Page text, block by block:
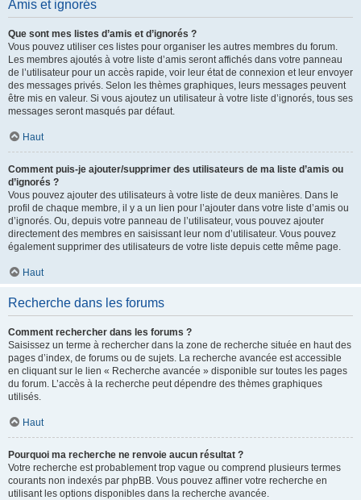
Amis et ignorés
Que sont mes listes d’amis et d’ignorés ?
Vous pouvez utiliser ces listes pour organiser les autres membres du forum.
Les membres ajoutés à votre liste d’amis seront affichés dans votre panneau
de l’utilisateur pour un accès rapide, voir leur état de connexion et leur envoyer
des messages privés. Selon les thèmes graphiques, leurs messages peuvent
être mis en valeur. Si vous ajoutez un utilisateur à votre liste d’ignorés, tous ses
messages seront masqués par défaut.
Haut
Comment puis-je ajouter/supprimer des utilisateurs de ma liste d’amis ou
d’ignorés ?
Vous pouvez ajouter des utilisateurs à votre liste de deux manières. Dans le
profil de chaque membre, il y a un lien pour l’ajouter dans votre liste d’amis ou
d’ignorés. Ou, depuis votre panneau de l’utilisateur, vous pouvez ajouter
directement des membres en saisissant leur nom d’utilisateur. Vous pouvez
également supprimer des utilisateurs de votre liste depuis cette même page.
Haut
Recherche dans les forums
Comment rechercher dans les forums ?
Saisissez un terme à rechercher dans la zone de recherche située en haut des
pages d’index, de forums ou de sujets. La recherche avancée est accessible
en cliquant sur le lien « Recherche avancée » disponible sur toutes les pages
du forum. L’accès à la recherche peut dépendre des thèmes graphiques
utilisés.
Haut
Pourquoi ma recherche ne renvoie aucun résultat ?
Votre recherche est probablement trop vague ou comprend plusieurs termes
courants non indexés par phpBB. Vous pouvez affiner votre recherche en
utilisant les options disponibles dans la recherche avancée.